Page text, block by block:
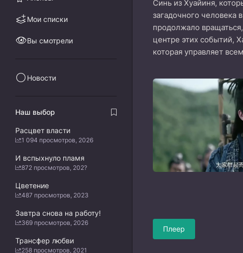
Синь из Хуайиня,
загадочного
продолжало
центре этих событий,
которая управляет
Плеер
Мои списки
Вы смотрели
Новости
Наш выбор
Расцвет власти
1 094 просмотров, 2026
И вспыхнуло пламя
872 просмотров, 202?
Цветение
487 просмотров, 2023
Завтра снова на работу!
369 просмотров, 2026
Трансфер любви
258 просмотров, 2021